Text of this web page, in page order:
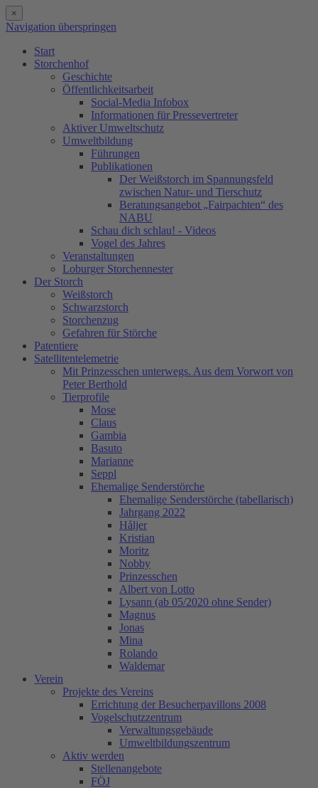
×
Navigation überspringen
Start
Storchenhof
Geschichte
Öffentlichkeitsarbeit
Social-Media Infobox
Informationen für Pressevertreter
Aktiver Umweltschutz
Umweltbildung
Führungen
Publikationen
Der Weißstorch im Spannungsfeld
zwischen Natur- und Tierschutz
Beratungsangebot „Fairpachten“ des
NABU
Schau dich schlau! - Videos
Vogel des Jahres
Veranstaltungen
Loburger Storchennester
Der Storch
Weißstorch
Schwarzstorch
Storchenzug
Gefahren für Störche
Patentiere
Satellitentelemetrie
Mit Prinzesschen unterwegs. Aus dem Vorwort von
Peter Berthold
Tierprofile
Mose
Claus
Gambia
Basuto
Marianne
Seppl
Ehemalige Senderstörche
Ehemalige Senderstörche (tabellarisch)
Jahrgang 2022
Håljer
Kristian
Moritz
Nobby
Prinzesschen
Albert von Lotto
Lysann (ab 05/2020 ohne Sender)
Magnus
Jonas
Mina
Rolando
Waldemar
Verein
Projekte des Vereins
Errichtung der Besucherpavillons 2008
Vogelschutzzentrum
Verwaltungsgebäude
Umweltbildungszentrum
Aktiv werden
Stellenangebote
FÖJ